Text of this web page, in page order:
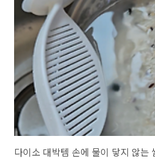
직 단점을 찾기 어렵습니다 3,000원에 안 되
랜기간 매진이였는데지금 여기저기다시 많
정말 1개 사용해보시면주변에 알리고 싶으
국 샀어요그럼에도 대만족 다이소 꿀템 인정
다이소 대박템 손에 물이 닿지 않는